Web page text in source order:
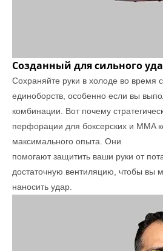
Созданный для сильного
Сохраняйте руки в холоде во время
единоборств, особенно если вы
комбинации. Вот почему
перфорации для боксерских и MMA
максимального опыта. Они
помогают защитить ваши руки от
достаточную вентиляцию, чтобы вы
наносить удар.